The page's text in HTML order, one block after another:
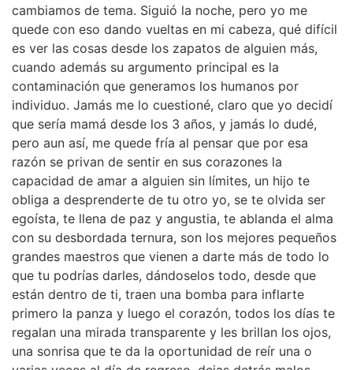
cambiamos de tema. Siguió la noche, pero yo me
quede con eso dando vueltas en mi cabeza, qué difícil
es ver las cosas desde los zapatos de alguien más,
cuando además su argumento principal es la
contaminación que generamos los humanos por
individuo. Jamás me lo cuestioné, claro que yo decidí
que sería mamá desde los 3 años, y jamás lo dudé,
pero aun así, me quede fría al pensar que por esa
razón se privan de sentir en sus corazones la
capacidad de amar a alguien sin límites, un hijo te
obliga a desprenderte de tu otro yo, se te olvida ser
egoísta, te llena de paz y angustia, te ablanda el alma
con su desbordada ternura, son los mejores pequeños
grandes maestros que vienen a darte más de todo lo
que tu podrías darles, dándoselos todo, desde que
están dentro de ti, traen una bomba para inflarte
primero la panza y luego el corazón, todos los días te
regalan una mirada transparente y les brillan los ojos,
una sonrisa que te da la oportunidad de reír una o